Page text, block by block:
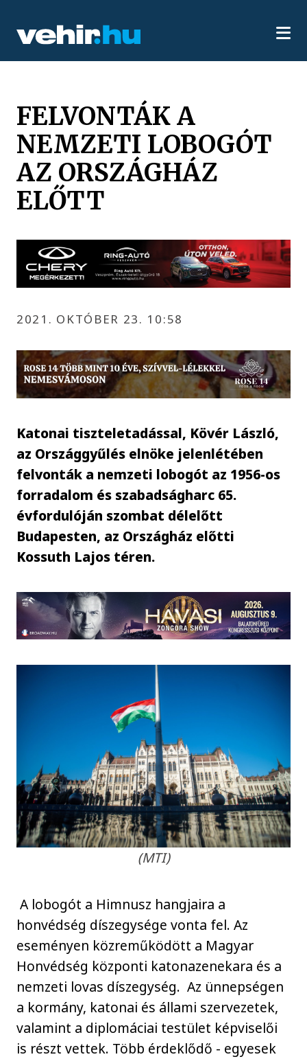
FELVONTÁK A
NEMZETI LOBOGÓT
AZ ORSZÁGHÁZ
ELŐTT
2021. OKTÓBER 23. 10:58
Katonai tiszteletadással, Kövér László,
az Országgyűlés elnöke jelenlétében
felvonták a nemzeti lobogót az 1956-os
forradalom és szabadságharc 65.
évfordulóján szombat délelőtt
Budapesten, az Országház előtti
Kossuth Lajos téren.
(MTI)
A lobogót a Himnusz hangjaira a
honvédség díszegysége vonta fel. Az
eseményen közreműködött a Magyar
Honvédség központi katonazenekara és a
nemzeti lovas díszegység. Az ünnepségen
a kormány, katonai és állami szervezetek,
valamint a diplomáciai testület képviselői
is részt vettek. Több érdeklődő - egyesek